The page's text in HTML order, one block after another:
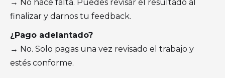
→ No hace falta. Puedes revisar el resultado al
finalizar y darnos tu feedback.
¿Pago adelantado?
→ No. Solo pagas una vez revisado el trabajo y
estés conforme.